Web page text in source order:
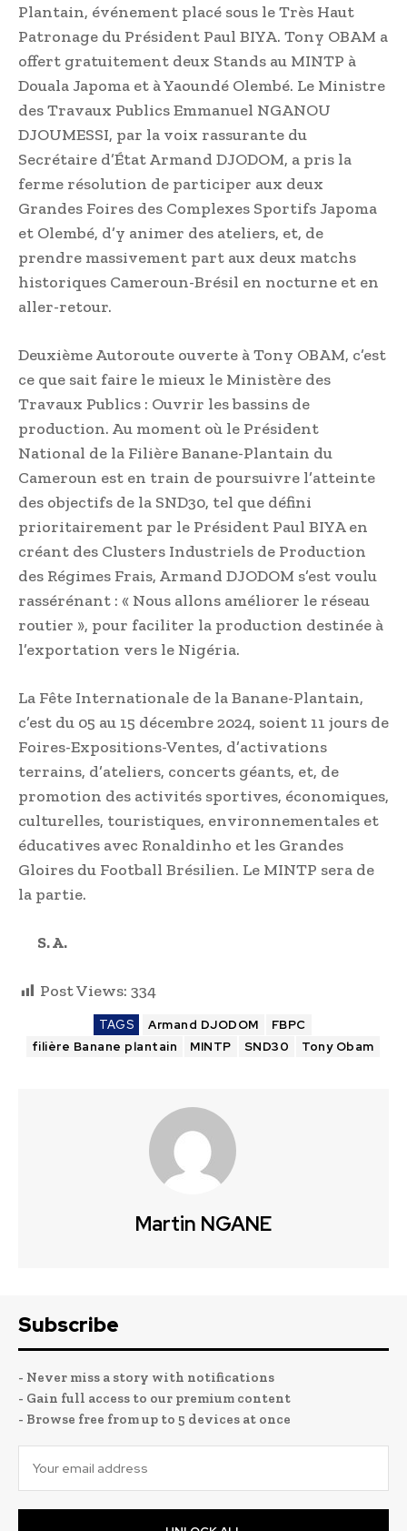
Plantain, événement placé sous le Très Haut
Patronage du Président Paul BIYA. Tony OBAM a
offert gratuitement deux Stands au MINTP à
Douala Japoma et à Yaoundé Olembé. Le Ministre
des Travaux Publics Emmanuel NGANOU
DJOUMESSI, par la voix rassurante du
Secrétaire d’État Armand DJODOM, a pris la
ferme résolution de participer aux deux
Grandes Foires des Complexes Sportifs Japoma
et Olembé, d’y animer des ateliers, et, de
prendre massivement part aux deux matchs
historiques Cameroun-Brésil en nocturne et en
aller-retour.
Deuxième Autoroute ouverte à Tony OBAM, c’est
ce que sait faire le mieux le Ministère des
Travaux Publics : Ouvrir les bassins de
production. Au moment où le Président
National de la Filière Banane-Plantain du
Cameroun est en train de poursuivre l’atteinte
des objectifs de la SND30, tel que défini
prioritairement par le Président Paul BIYA en
créant des Clusters Industriels de Production
des Régimes Frais, Armand DJODOM s’est voulu
rassérénant : « Nous allons améliorer le réseau
routier », pour faciliter la production destinée à
l’exportation vers le Nigéria.
La Fête Internationale de la Banane-Plantain,
c’est du 05 au 15 décembre 2024, soient 11 jours de
Foires-Expositions-Ventes, d’activations
terrains, d’ateliers, concerts géants, et, de
promotion des activités sportives, économiques,
culturelles, touristiques, environnementales et
éducatives avec Ronaldinho et les Grandes
Gloires du Football Brésilien. Le MINTP sera de
la partie.
S. A.
Post Views: 334
TAGS Armand DJODOM
FBPC
filière Banane plantain
MINTP SND30 Tony Obam
Martin NGANE
Subscribe
- Never miss a story with notifications
- Gain full access to our premium content
- Browse free from up to 5 devices at once